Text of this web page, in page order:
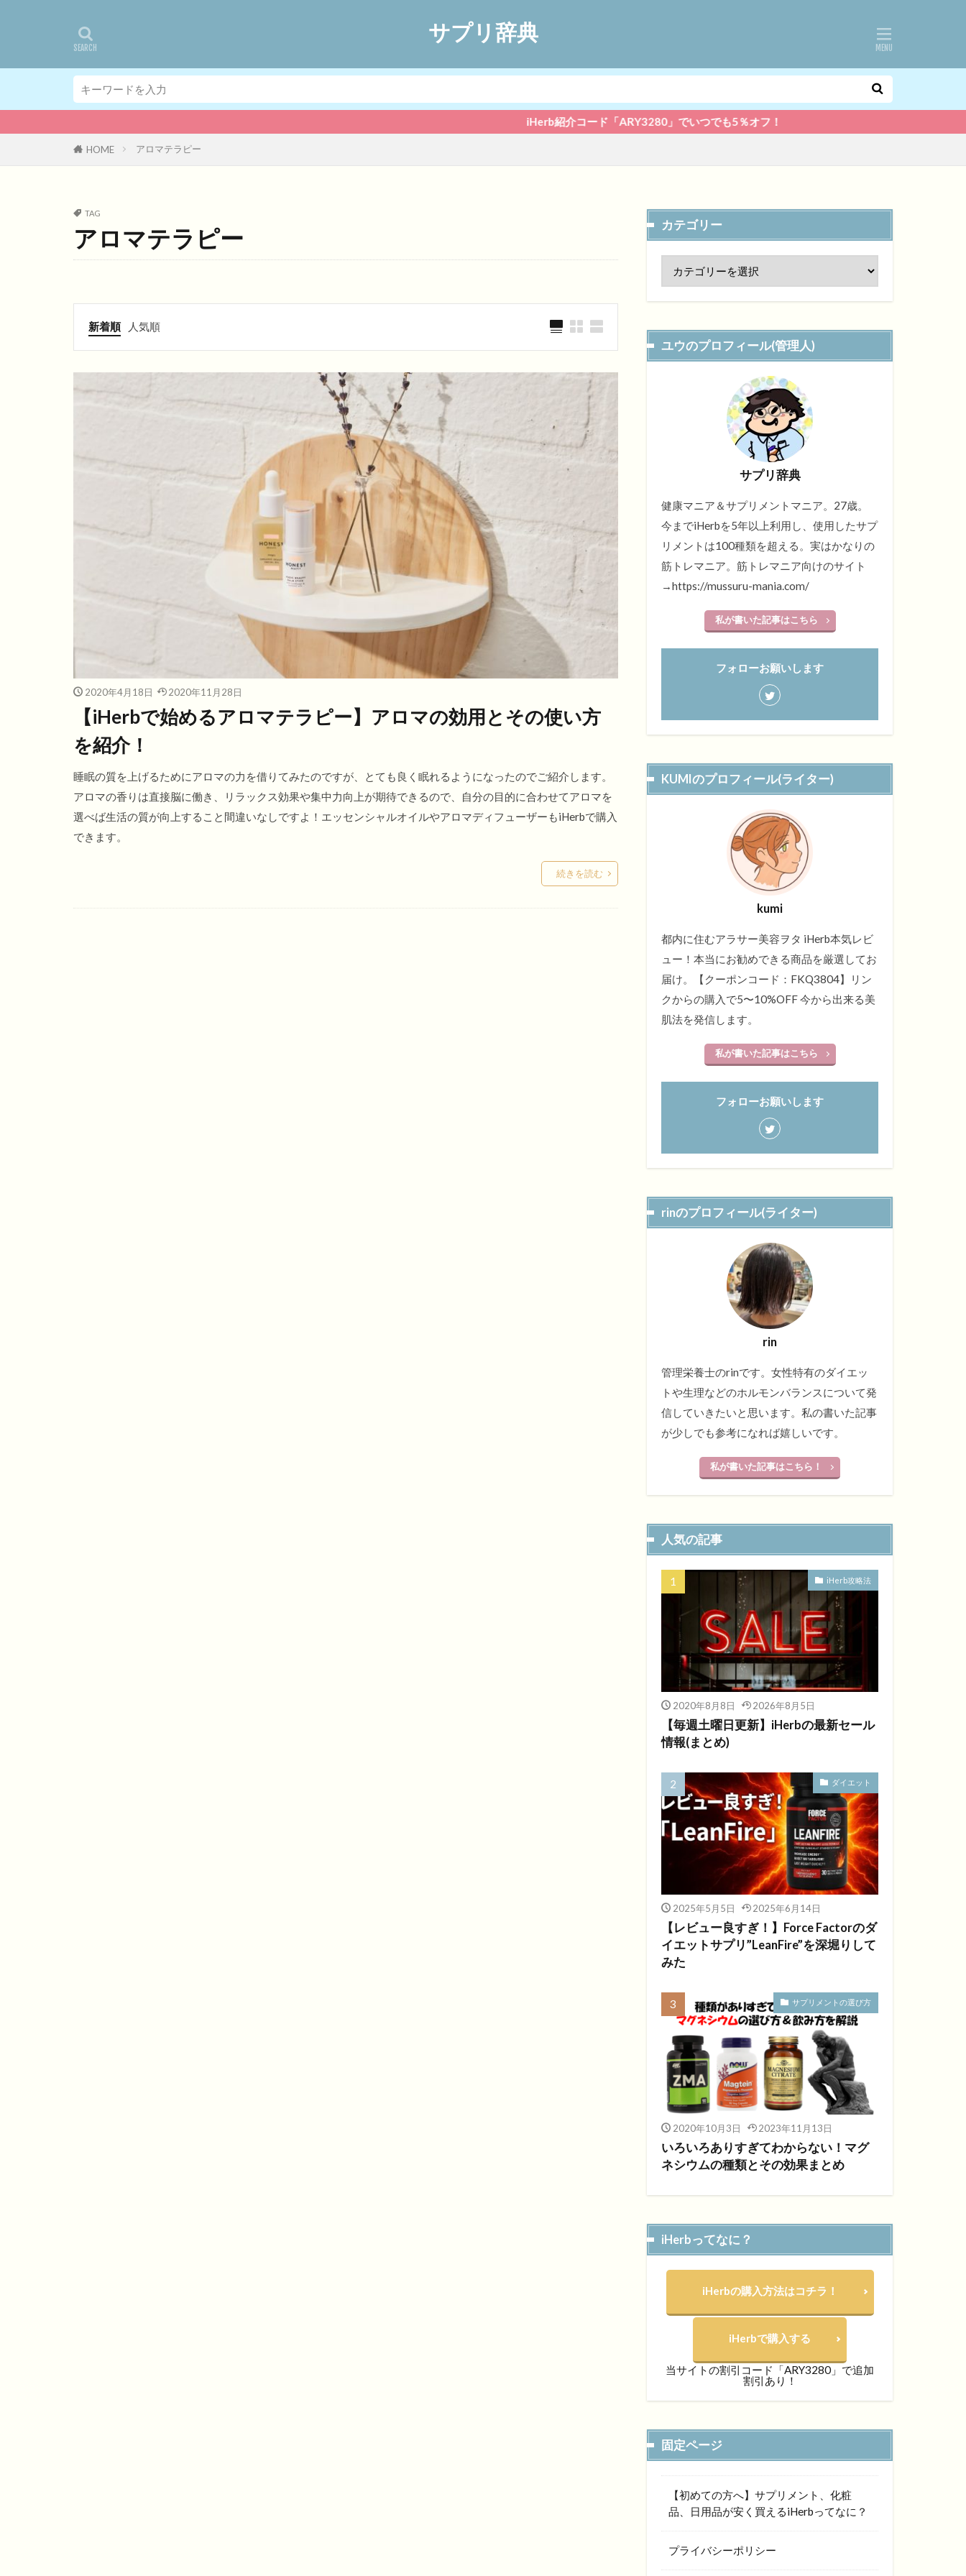
サプリ辞典
iHerb紹介コード「ARY3280」でいつでも5％オフ！
HOME アロマテラピー
TAG
アロマテラピー
新着順 人気順
2020年4月18日 2020年11月28日
【iHerbで始めるアロマテラピー】アロマの効用とその使い方
を紹介！
睡眠の質を上げるためにアロマの力を借りてみたのですが、とても良く眠れるようになったのでご紹介します。
アロマの香りは直接脳に働き、リラックス効果や集中力向上が期待できるので、自分の目的に合わせてアロマを
選べば生活の質が向上すること間違いなしですよ！エッセンシャルオイルやアロマディフューザーもiHerbで購入
できます。
続きを読む
カテゴリー
ユウのプロフィール(管理人)
サプリ辞典
健康マニア＆サプリメントマニア。27歳。
今までiHerbを5年以上利用し、使用したサプ
リメントは100種類を超える。実はかなりの
筋トレマニア。筋トレマニア向けのサイト
→https://mussuru-mania.com/
私が書いた記事はこちら
フォローお願いします
KUMIのプロフィール(ライター)
kumi
都内に住むアラサー美容ヲタ iHerb本気レビ
ュー！本当にお勧めできる商品を厳選してお
届け。【クーポンコード：FKQ3804】リン
クからの購入で5〜10%OFF 今から出来る美
肌法を発信します。
私が書いた記事はこちら
フォローお願いします
rinのプロフィール(ライター)
rin
管理栄養士のrinです。女性特有のダイエッ
トや生理などのホルモンバランスについて発
信していきたいと思います。私の書いた記事
が少しでも参考になれば嬉しいです。
私が書いた記事はこちら！
人気の記事
iHerb攻略法
2020年8月8日 2026年8月5日
【毎週土曜日更新】iHerbの最新セール
情報(まとめ)
ダイエット
2025年5月5日 2025年6月14日
【レビュー良すぎ！】Force Factorのダ
イエットサプリ”LeanFire”を深堀りして
みた
サプリメントの選び方
2020年10月3日 2023年11月13日
いろいろありすぎてわからない！マグ
ネシウムの種類とその効果まとめ
iHerbってなに？
iHerbの購入方法はコチラ！
iHerbで購入する
当サイトの割引コード「ARY3280」で追加
割引あり！
固定ページ
【初めての方へ】サプリメント、化粧
品、日用品が安く買えるiHerbってなに？
プライバシーポリシー